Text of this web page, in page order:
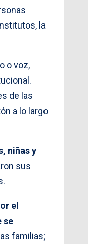
la
o voz,
de las
a lo largo
niñas y
sus
el
se
familias;